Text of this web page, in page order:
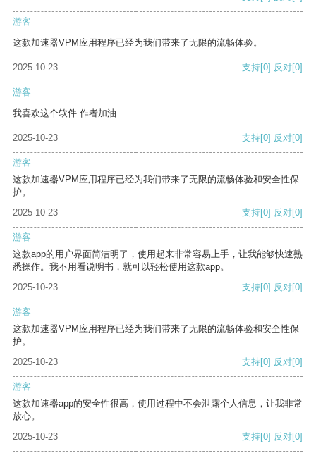
游客
这款加速器VPM应用程序已经为我们带来了无限的流畅体验。
2025-10-23 支持[0] 反对[0]
游客
我喜欢这个软件 作者加油
2025-10-23 支持[0] 反对[0]
游客
这款加速器VPM应用程序已经为我们带来了无限的流畅体验和安全性保
护。
2025-10-23
支持[0] 反对[0]
游客
这款app的用户界面简洁明了，使用起来非常容易上手，让我能够快速熟
悉操作。我不用看说明书，就可以轻松使用这款app。
2025-10-23
支持[0] 反对[0]
游客
这款加速器VPM应用程序已经为我们带来了无限的流畅体验和安全性保
护。
2025-10-23
支持[0] 反对[0]
游客
这款加速器app的安全性很高，使用过程中不会泄露个人信息，让我非常
放心。
2025-10-23
支持[0] 反对[0]